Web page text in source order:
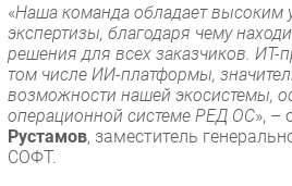
Каталог компаний
«Наша команда обладает высоким
экспертизы, благодаря чему
решения для всех заказчиков. ИТ-
том числе ИИ-платформы,
возможности нашей экосистемы,
операционной системе РЕД ОС», –
Рустамов, заместитель
СОФТ.